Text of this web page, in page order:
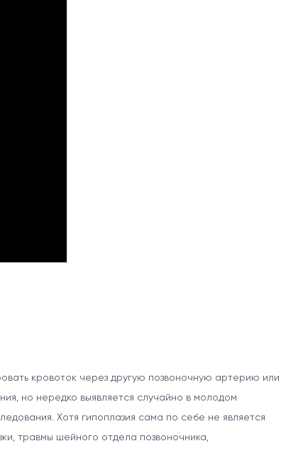
кровоток через другую позвоночную артерию или
но нередко выявляется случайно в молодом
Хотя гипоплазия сама по себе не является
травмы шейного отдела позвоночника,